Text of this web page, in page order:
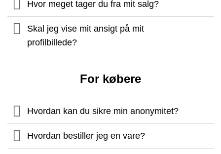
Hvor meget tager du fra mit salg?
Skal jeg vise mit ansigt på mit
profilbillede?
For købere
Hvordan kan du sikre min anonymitet?
Hvordan bestiller jeg en vare?